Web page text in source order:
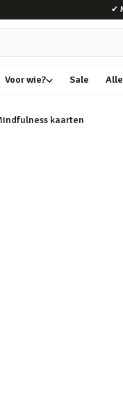
✔
Voor wie? Sale
kaarten